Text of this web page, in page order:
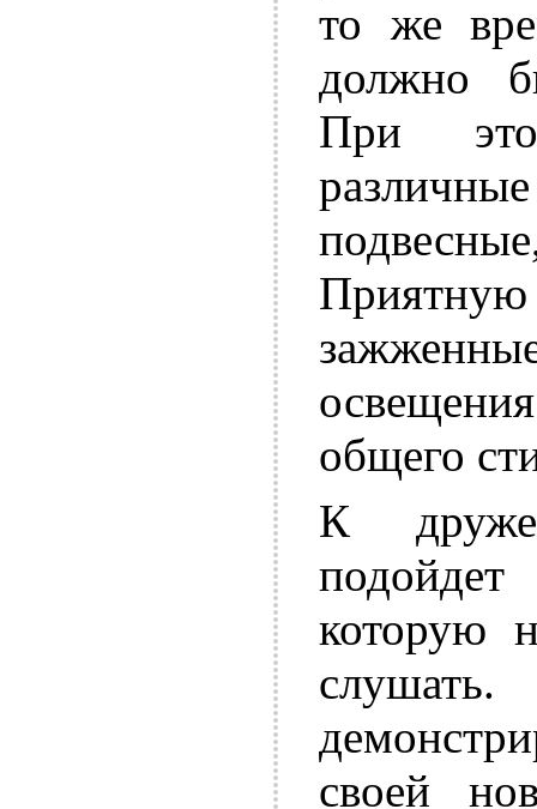
то же
должно
При
общего
К
которую
своей